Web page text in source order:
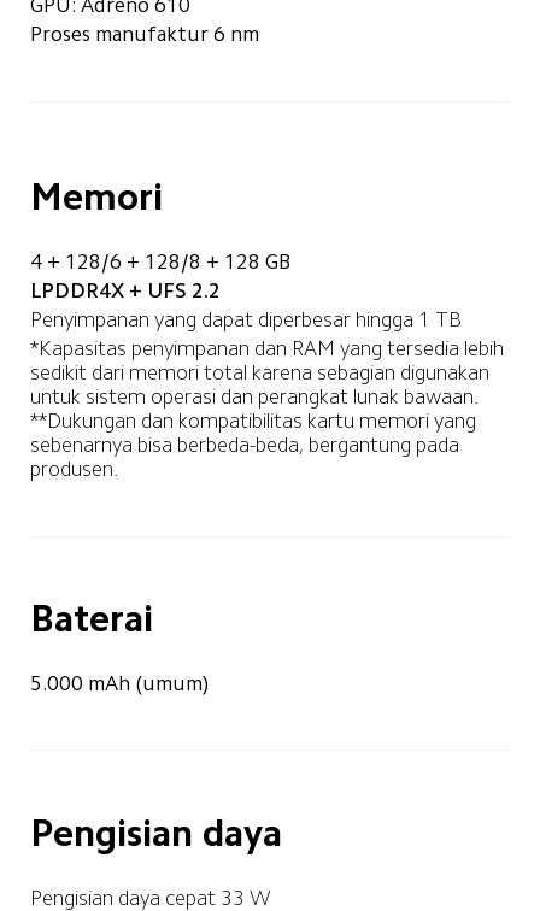
GPU: Adreno 610
Proses manufaktur 6 nm
Memori
4 + 128/6 + 128/8 + 128 GB
LPDDR4X + UFS 2.2
Penyimpanan yang dapat diperbesar hingga 1 TB
*Kapasitas penyimpanan dan RAM yang tersedia lebih
sedikit dari memori total karena sebagian digunakan
untuk sistem operasi dan perangkat lunak bawaan.
**Dukungan dan kompatibilitas kartu memori yang
sebenarnya bisa berbeda-beda, bergantung pada
produsen.
Baterai
5.000 mAh (umum)
Pengisian daya
Pengisian daya cepat 33 W